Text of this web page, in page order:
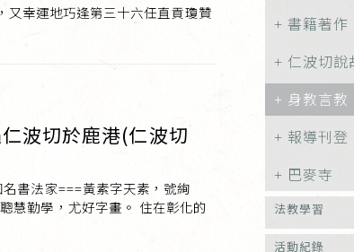
又幸運地巧逢第三十六任直貢瓊贊
波切於鹿港(仁波切
書法家===黃素字天素，號絢
慧勤學，尤好字畫。 住在彰化的
書籍著作
仁波切說
身教言教
報導刊登
巴麥寺
法教學習
活動紀錄